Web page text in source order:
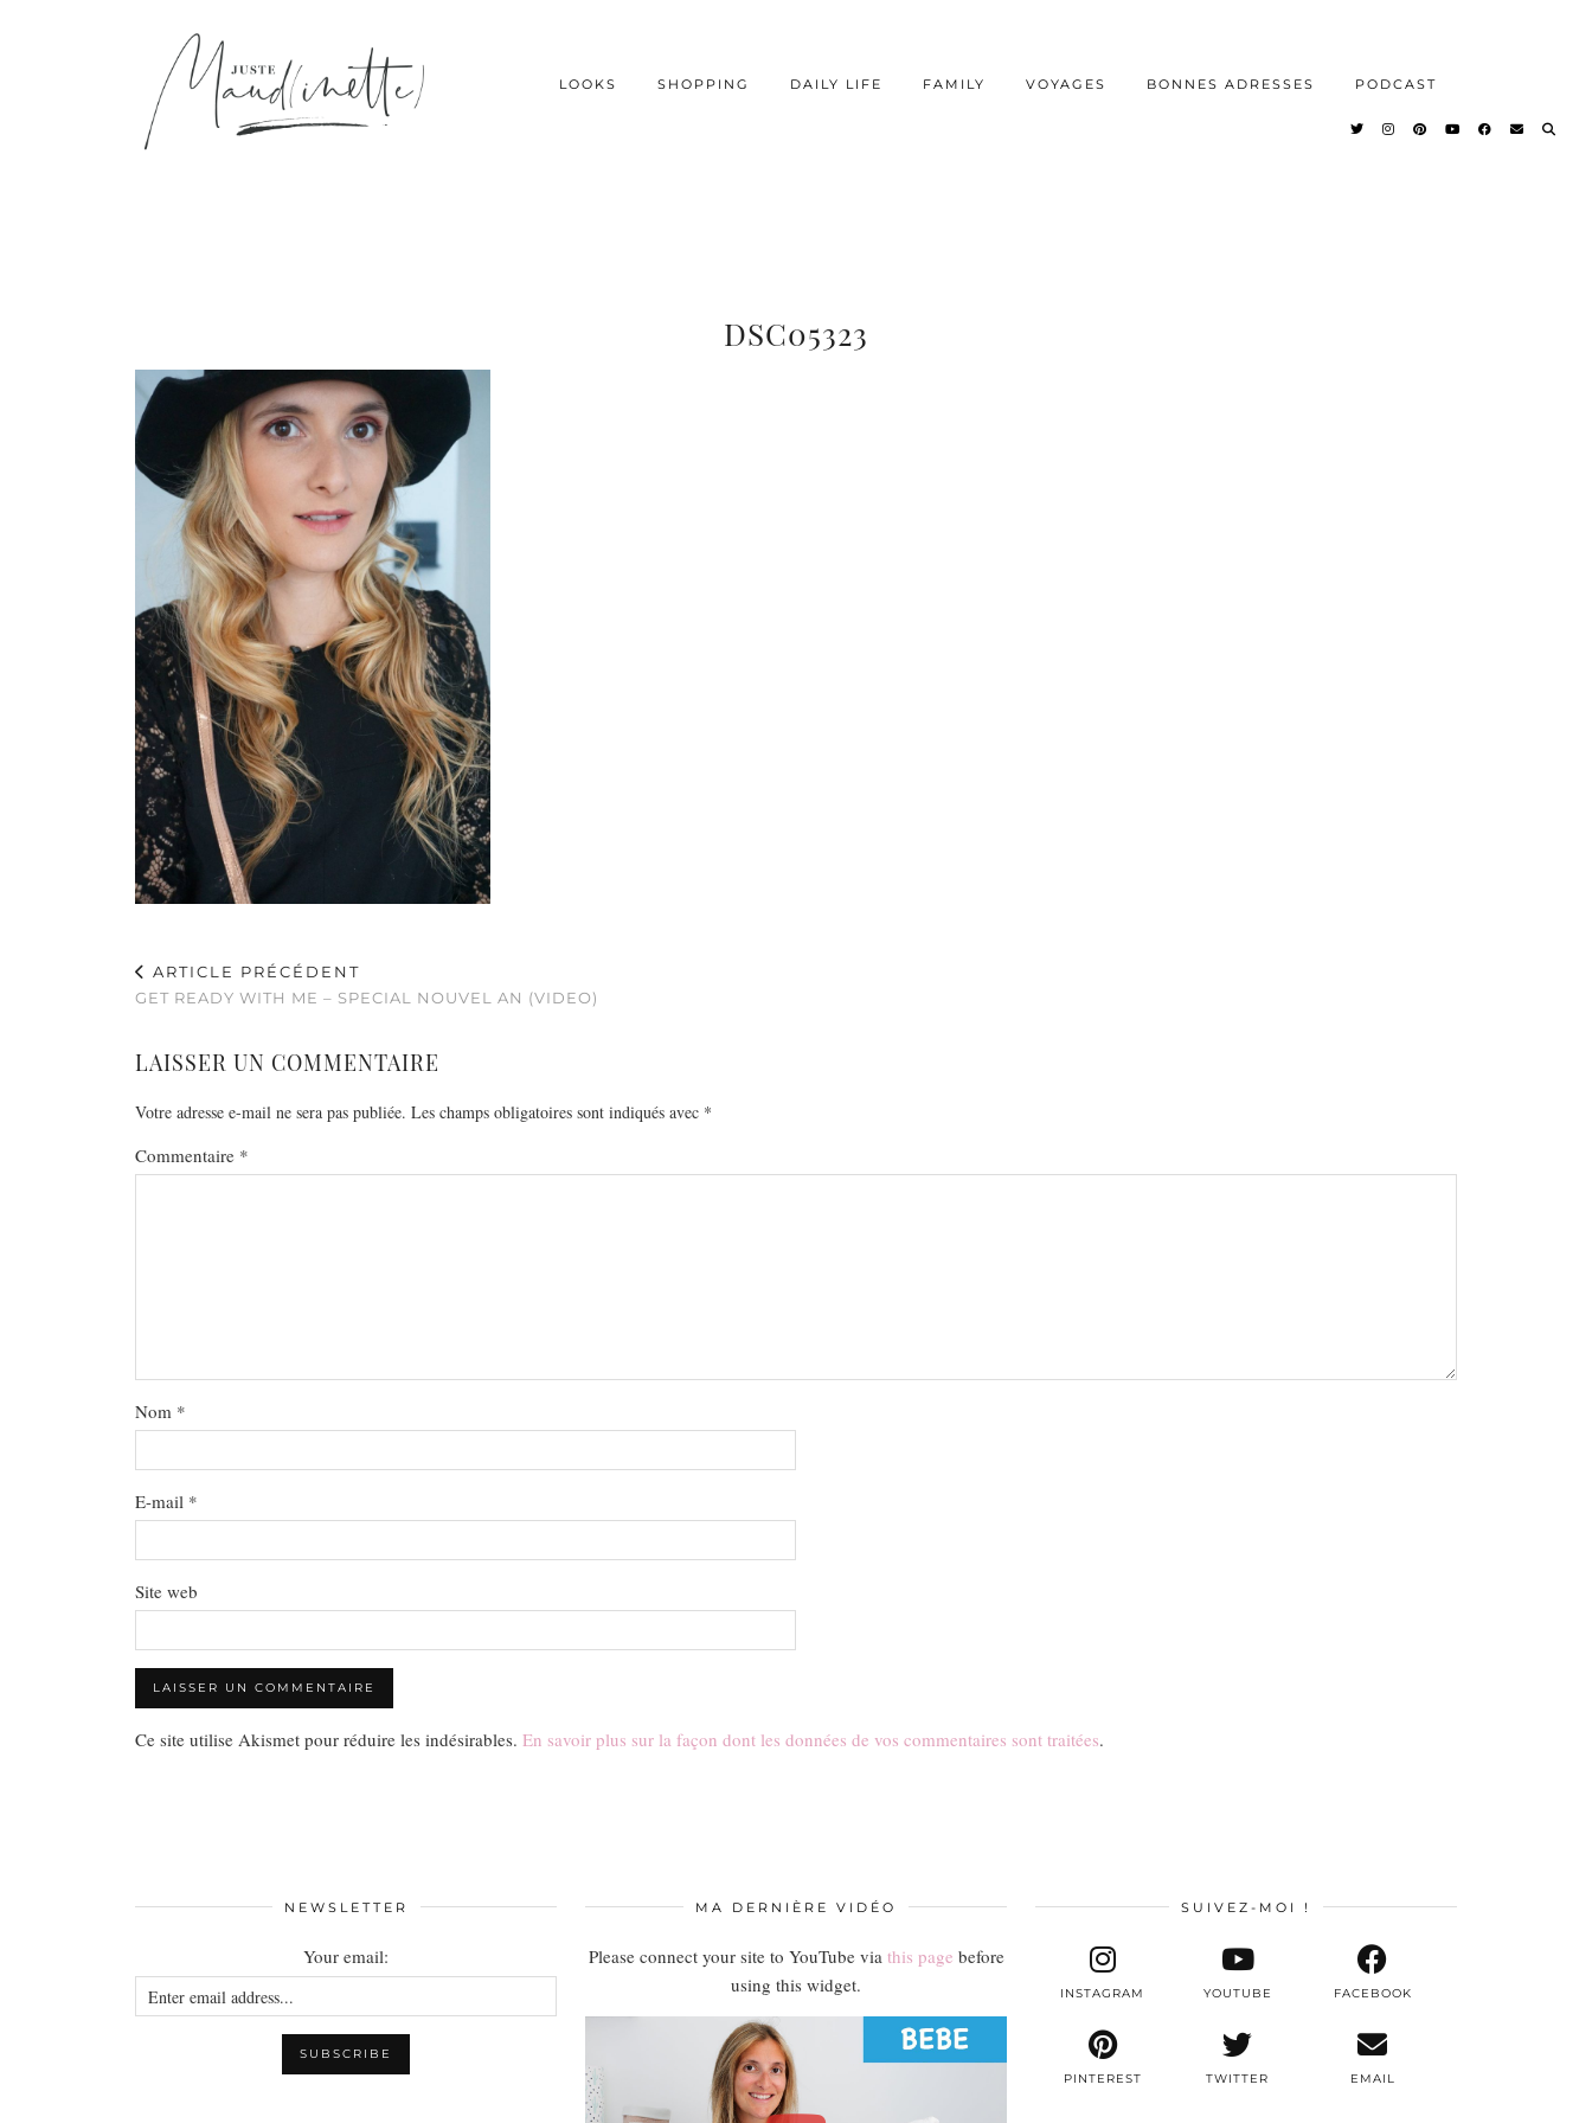
LOOKS SHOPPING DAILY LIFE FAMILY VOYAGES BONNES ADRESSES PODCAST
DSC05323
ARTICLE PRÉCÉDENT
GET READY WITH ME – SPECIAL NOUVEL AN (VIDEO)
LAISSER UN COMMENTAIRE
Votre adresse e-mail ne sera pas publiée. Les champs obligatoires sont indiqués avec *
Commentaire *
Nom *
E-mail *
Site web
Ce site utilise Akismet pour réduire les indésirables. En savoir plus sur la façon dont les données de vos commentaires sont traitées.
NEWSLETTER
Your email:
MA DERNIÈRE VIDÉO
Please connect your site to YouTube via this page before
using this widget.
SUIVEZ-MOI !
TWITTER
INSTAGRAM FACEBOOK
PINTEREST
YOUTUBE
EMAIL